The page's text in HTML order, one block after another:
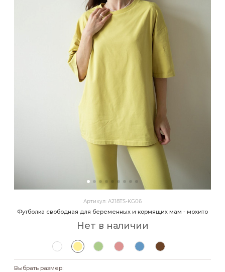
+7 495 401 6950
Артикул: A218TS-KG06
Футболка свободная для беременных и кормящих мам - мохито
Нет в наличии
Выбрать размер: